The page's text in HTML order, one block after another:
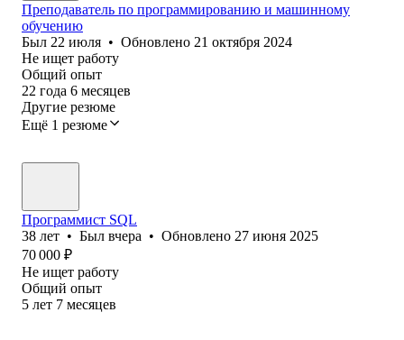
Преподаватель по программированию и машинному
обучению
Был 22 июля • Обновлено 21 октября 2024
Не ищет работу
Общий опыт
22 года 6 месяцев
Другие резюме
Ещё 1 резюме
Программист SQL
38 лет • Был вчера • Обновлено 27 июня 2025
70 000 ₽
Не ищет работу
Общий опыт
5 лет 7 месяцев